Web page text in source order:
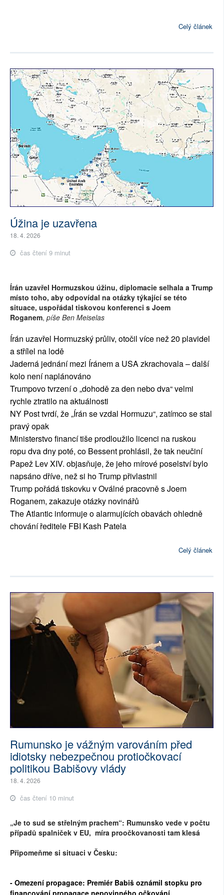
Celý článek
Úžina je uzavřena
18. 4. 2026
čas čtení 9 minut
Írán uzavřel Hormuzskou úžinu, diplomacie selhala a Trump
místo toho, aby odpovídal na otázky týkající se této
situace, uspořádal tiskovou konferenci s Joem
Roganem, píše Ben Meiselas
Írán uzavřel Hormuzský průliv, otočil více než 20 plavidel
a střílel na lodě
Jaderná jednání mezi Íránem a USA zkrachovala – další
kolo není naplánováno
Trumpovo tvrzení o „dohodě za den nebo dva“ velmi
rychle ztratilo na aktuálnosti
NY Post tvrdí, že „Írán se vzdal Hormuzu“, zatímco se stal
pravý opak
Ministerstvo financí tiše prodloužilo licenci na ruskou
ropu dva dny poté, co Bessent prohlásil, že tak neučiní
Papež Lev XIV. objasňuje, že jeho mírové poselství bylo
napsáno dříve, než si ho Trump přivlastnil
Trump pořádá tiskovku v Oválné pracovně s Joem
Roganem, zakazuje otázky novinářů
The Atlantic informuje o alarmujících obavách ohledně
chování ředitele FBI Kash Patela
Celý článek
Rumunsko je vážným varováním před
idiotsky nebezpečnou protiočkovací
politikou Babišovy vlády
18. 4. 2026
čas čtení 10 minut
„Je to sud se střelným prachem“: Rumunsko vede v počtu
případů spalniček v EU, míra proočkovanosti tam klesá
Připomeňme si situaci v Česku:
- Omezení propagace: Premiér Babiš oznámil stopku pro
financování propagace nepovinného očkování.